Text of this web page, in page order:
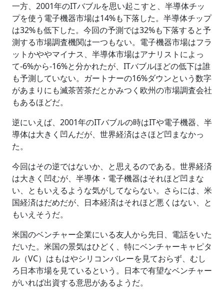
一方、2001年のITバブルを思い起こすと、半導体チッ
プを使う電子機器市場は14%も下落した。半導体チップ
は32%も低下した。今回の予測では32%も下落すると予
測する市場調査機関は一つもない。電子機器市場はフラ
ットかややマイナス、半導体市場はアナリストによっ
て-6%から-16%と分かれたが、ITバブルほどの低下は誰
も予測していない。ガートナーの16%ダウンという数字
があまりにも滅茶苦茶だとかみつく欧州の市場調査会社
もあるほどだ。
逆にいえば、2001年のITバブルの時はITや電子機器、半
導体は大きく凹んだが、世界経済はさほど凹まなかっ
た。
今回はその逆ではないか、と思えるのである。世界経済
は大きく凹むが、半導体・電子機器はそれほど凹まな
い、ともいえるような気がしてならない。さらには、米
国経済はだめだが、日本経済はそれほど悪くはない、と
もいえそうだ。
米国のベンチャー企業にいる友人から先日、電話をいた
だいた。米国の景気はひどく、特にベンチャーキャピタ
ル（VC）はもはやシリコンバレーを見ておらず、むし
ろ日本市場を見ているという。日本で有望なベンチャー
がいれば出資する意思があるようだ。